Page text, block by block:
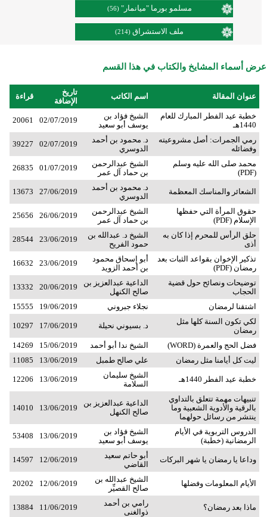
مسلمو بورما "ميانمار" (56)
ملف الاستشراق (214)
عرض أسماء المشايخ والكتاب في هذا القسم
عنوان المقالة اسم الكاتب
تاريخ
الإضافة
قراءة
خطبة عيد الفطر المبارك للعام
1440هـ
الشيخ فؤاد بن
يوسف أبو سعيد
02/07/2019
20061
رمي الجمرات: أصل مشروعيته
وفضائله
د. محمود بن أحمد
الدوسري
02/07/2019
39227
محمد صلى الله عليه وسلم
(PDF)
الشيخ عبدالرحمن
بن حماد آل عمر
01/07/2019
26835
الشعائر والمناسك المعظمة
د. محمود بن أحمد
الدوسري
27/06/2019
13673
حقوق المرأة التي حفظها
الإسلام (PDF)
الشيخ عبدالرحمن
بن حماد آل عمر
26/06/2019
25656
حلق الرأس للمحرم إذا كان به
أذى
الشيخ د. عبدالله بن
حمود الفريح
23/06/2019
28544
تذكير الإخوان بقواعد الثبات بعد
رمضان (PDF)
أبو إسحاق محمود
بن أحمد الزويد
23/06/2019
16632
توضيحات ونصائح حول قضية
الحجاب
الداعية عبدالعزيز بن
صالح الكنهل
20/06/2019
13332
اشتقنا لرمضان نجلاء جبروني 19/06/2019
15555
لكي تكون السنة كلها مثل
رمضان
د. بسيوني نحيلة 17/06/2019
10297
فضل الحج والعمرة (WORD) الشيخ ندا أبو أحمد 15/06/2019
14269
ليت كل أيامنا مثل رمضان
علي صالح طمبل 13/06/2019
11085
خطبة عيد الفطر 1440هـ
الشيخ سليمان
السلامة
13/06/2019
12206
تنبيهات مهمة تتعلق بالتداوي
بالرقية والأدوية الشعبية وما
ينتشر من رسائل حولهما
الداعية عبدالعزيز بن
صالح الكنهل
13/06/2019
14010
الدروس التربوية في الأيام
الرمضانية (خطبة)
الشيخ فؤاد بن
يوسف أبو سعيد
13/06/2019
53408
وداعا يا رمضان يا شهر البركات
أبو حاتم سعيد
القاضي
12/06/2019
14597
الأيام المعلومات وفضلها
الشيخ عبدالله بن
صالح القصيِّر
12/06/2019
20202
ماذا بعد رمضان؟
رامي بن أحمد
ذوالغنى
11/06/2019
13884